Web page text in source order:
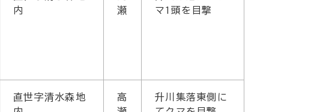
内
瀬
マ1頭を目撃
直世字清水森地
高
升川集落東側に